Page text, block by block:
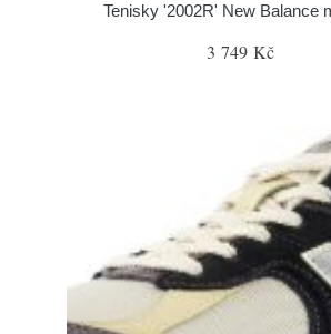
Tenisky '2002R' New Balance
3 749 Kč